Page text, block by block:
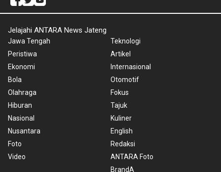
Jelajahi ANTARA News Jateng
Jawa Tengah
Peristiwa
Ekonomi
Bola
Olahraga
Hiburan
Nasional
Nusantara
Foto
Video
Teknologi
Artikel
Internasional
Otomotif
Fokus
Tajuk
Kuliner
English
Redaksi
ANTARA Foto
BrandA